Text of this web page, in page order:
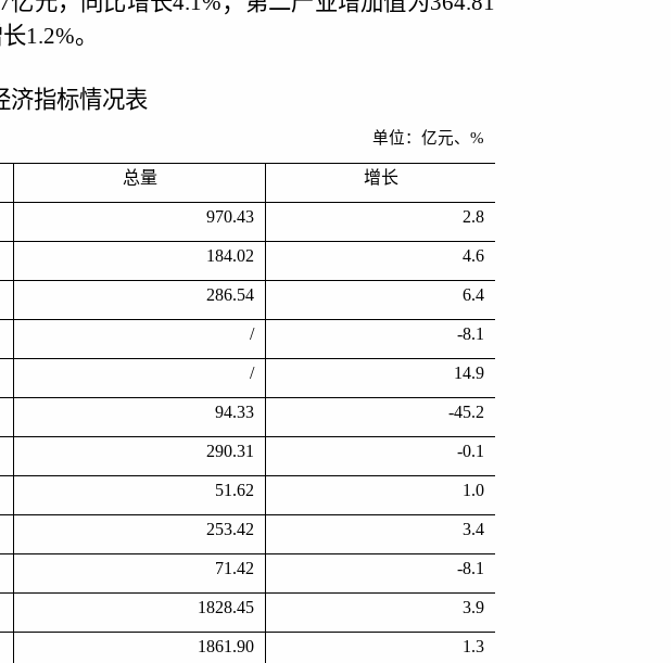
1.2%。
济指标情况表
单位：亿元、 %
总量 增长
970.43 2.8
184.02 4.6
286.54 6.4
/ -8.1
/ 14.9
94.33 -45.2
290.31 -0.1
51.62 1.0
253.42 3.4
71.42 -8.1
1828.45 3.9
1861.90 1.3